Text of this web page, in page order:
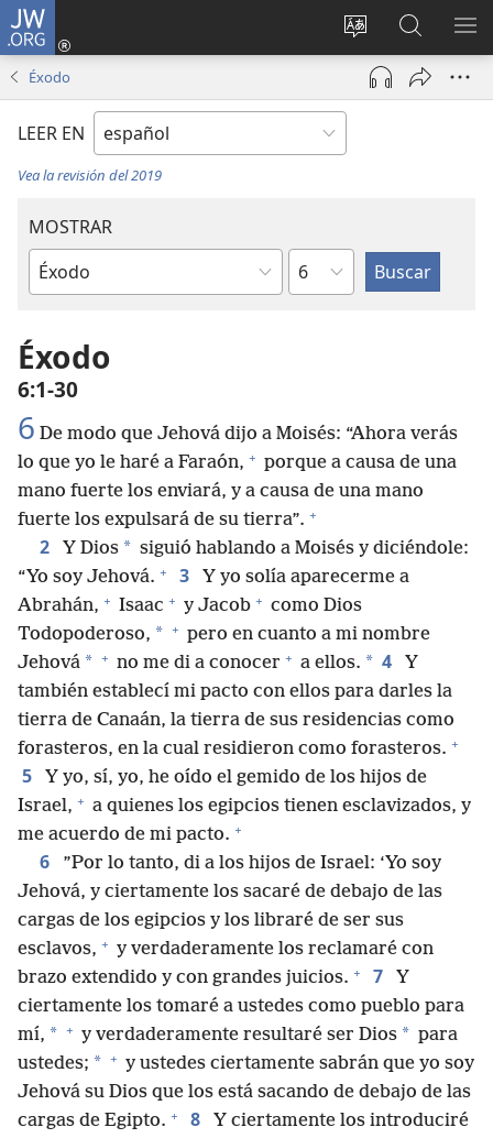
JW.ORG
Cambiar
idioma
del sitio
Iniciar
sesión
(abre
nueva
en
jw.org
Éxodo
LEER EN
Vea la revisión del 2019
MOSTRAR
Libro
la
Biblia
Capítulo
Éxodo
6:1-30
6 De modo que Jehová dijo a Moisés: “Ahora verás
lo que yo le haré a Faraón, + porque a causa de una
mano fuerte los enviará, y a causa de una mano
fuerte los expulsará de su tierra”. +
2 Y Dios * siguió hablando a Moisés y diciéndole:
“Yo soy Jehová. + 3
Y yo solía aparecerme a
Abrahán, + Isaac + y Jacob + como Dios
Todopoderoso, * + pero en cuanto a mi nombre
Jehová * + no me di a conocer + a ellos. * 4
Y
también establecí mi pacto con ellos para darles la
tierra de Canaán, la tierra de sus residencias como
forasteros, en la cual residieron como forasteros. +
5
Y yo, sí, yo, he oído el gemido de los hijos de
Israel, + a quienes los egipcios tienen esclavizados, y
me acuerdo de mi pacto. +
6
”Por lo tanto, di a los hijos de Israel: ‘Yo soy
Jehová, y ciertamente los sacaré de debajo de las
cargas de los egipcios y los libraré de ser sus
esclavos, + y verdaderamente los reclamaré con
brazo extendido y con grandes juicios. + 7
Y
ciertamente los tomaré a ustedes como pueblo para
mí, * + y verdaderamente resultaré ser Dios * para
ustedes; * + y ustedes ciertamente sabrán que yo soy
Jehová su Dios que los está sacando de debajo de las
cargas de Egipto. + 8
Y ciertamente los introduciré